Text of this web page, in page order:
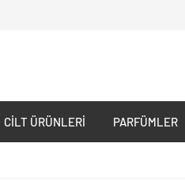
CILT ÜRÜNLERI PARFÜMLER